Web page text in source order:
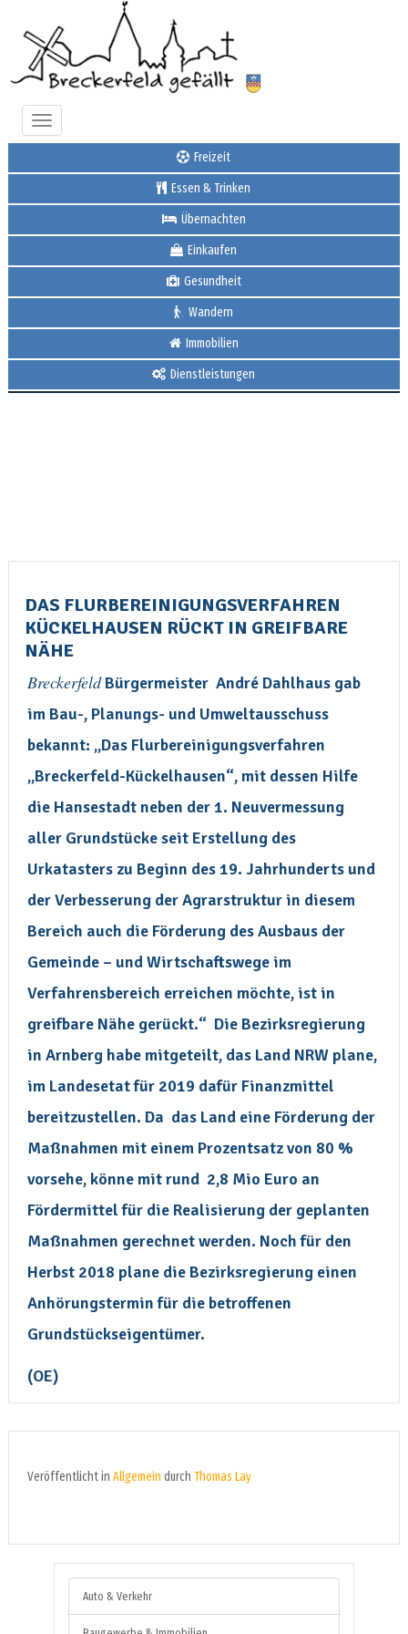
Toggle
navigation
Freizeit
Essen & Trinken
Übernachten
Einkaufen
Gesundheit
Wandern
Immobilien
Dienstleistungen
DAS FLURBEREINIGUNGSVERFAHREN
KÜCKELHAUSEN RÜCKT IN GREIFBARE
NÄHE
BreckerfeldBürgermeister André Dahlhaus gab
im Bau-, Planungs- und Umweltausschuss
bekannt: „Das Flurbereinigungsverfahren
„Breckerfeld-Kückelhausen“, mit dessen Hilfe
die Hansestadt neben der 1. Neuvermessung
aller Grundstücke seit Erstellung des
Urkatasters zu Beginn des 19. Jahrhunderts und
der Verbesserung der Agrarstruktur in diesem
Bereich auch die Förderung des Ausbaus der
Gemeinde – und Wirtschaftswege im
Verfahrensbereich erreichen möchte, ist in
greifbare Nähe gerückt.“ Die Bezirksregierung
in Arnberg habe mitgeteilt, das Land NRW plane,
im Landesetat für 2019 dafür Finanzmittel
bereitzustellen. Da das Land eine Förderung der
Maßnahmen mit einem Prozentsatz von 80 %
vorsehe, könne mit rund 2,8 Mio Euro an
Fördermittel für die Realisierung der geplanten
Maßnahmen gerechnet werden. Noch für den
Herbst 2018 plane die Bezirksregierung einen
Anhörungstermin für die betroffenen
Grundstückseigentümer.
(OE)
Veröffentlicht in Allgemein durch Thomas Lay
Auto & Verkehr